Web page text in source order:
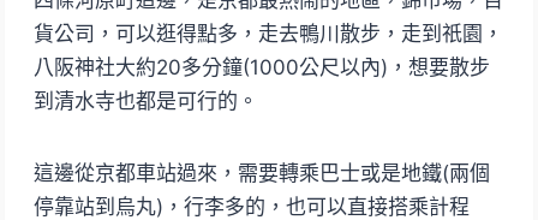
貨公司，可以逛得點多，走去鴨川散步，走到祇園，
八阪神社大約20多分鐘(1000公尺以內)，想要散步
到清水寺也都是可行的。
這邊從京都車站過來，需要轉乘巴士或是地鐵(兩個
停靠站到烏丸)，行李多的，也可以直接搭乘計程